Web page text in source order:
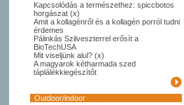
Kapcsolódás a természethez: spiccbotos
horgászat (x)
Amit a kollagénről és a kollagén porról tudni
érdemes
Pálinkás Szilveszterrel erősít a
BioTechUSA
Mit viseljünk alul? (x)
A magyarok kétharmada szed
táplálékkiegészítőt
Outdoor/indoor